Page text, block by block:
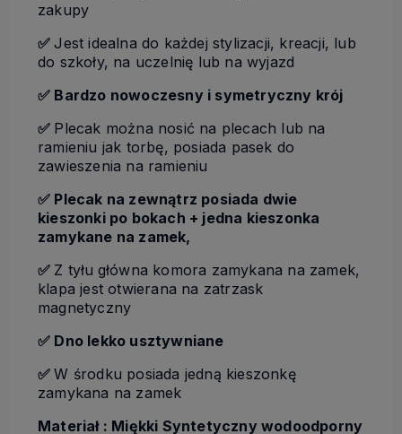
zakupy
✅Jest idealna do każdej stylizacji, kreacji, lub
do szkoły, na uczelnię lub na wyjazd
✅ Bardzo nowoczesny i symetryczny krój
✅ Plecak można nosić na plecach lub na
ramieniu jak torbę, posiada pasek do
zawieszenia na ramieniu
✅ Plecak na zewnątrz posiada dwie
kieszonki po bokach + jedna kieszonka
zamykane na zamek,
✅ Z tyłu główna komora zamykana na zamek,
klapa jest otwierana na zatrzask
magnetyczny
✅ Dno lekko usztywniane
✅W środku posiada jedną kieszonkę
zamykana na zamek
Materiał : Miękki Syntetyczny wodoodporny